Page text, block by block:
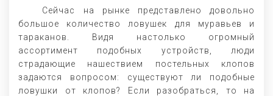
Сейчас на рынке представлено довольно
большое количество ловушек для муравьев и
тараканов. Видя настолько огромный
ассортимент подобных устройств, люди
страдающие нашествием постельных клопов
задаются вопросом: существуют ли подобные
ловушки от клопов? Если разобраться, то на